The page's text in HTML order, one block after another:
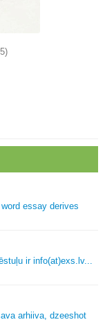
essay derives
ir info(at)exs. lv...
arhiiva, dzeeshot